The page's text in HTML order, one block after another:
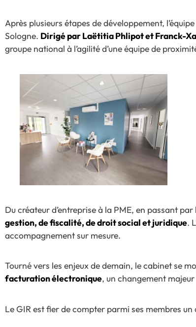
Après plusieurs étapes de développement,
Sologne. Dirigé par Laëtitia Phlipot et Franck-
groupe national à l’agilité d’une équipe de
Du créateur d’entreprise à la PME, en passant
gestion, de fiscalité, de droit social et juridique.
accompagnement sur mesure.
Tourné vers les enjeux de demain, le cabinet se
facturation électronique, un changement
Le GIR est fier de compter parmi ses membres